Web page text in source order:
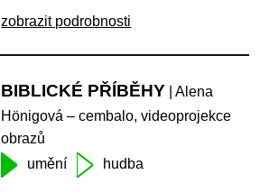
zobrazit podrobnosti
BIBLICKÉ PŘÍBĚHY | Alena
Hönigová – cembalo, videoprojekce
obrazů
umění
hudba